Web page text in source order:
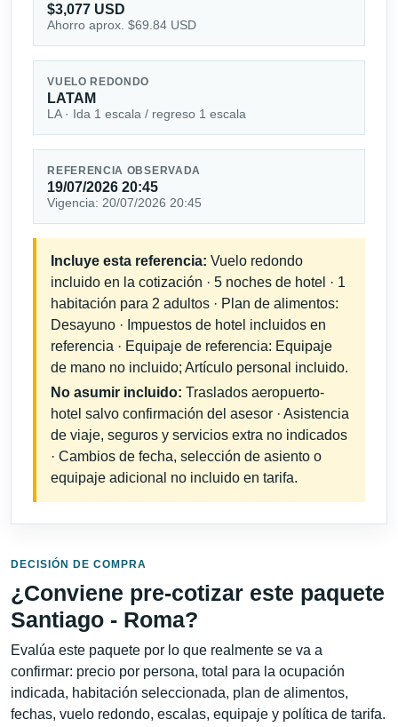
$3,077 USD
Ahorro aprox. $69.84 USD
VUELO REDONDO
LATAM
LA · Ida 1 escala / regreso 1 escala
REFERENCIA OBSERVADA
19/07/2026 20:45
Vigencia: 20/07/2026 20:45
Incluye esta referencia: Vuelo redondo
incluido en la cotización · 5 noches de hotel · 1
habitación para 2 adultos · Plan de alimentos:
Desayuno · Impuestos de hotel incluidos en
referencia · Equipaje de referencia: Equipaje
de mano no incluido; Artículo personal incluido.
No asumir incluido: Traslados aeropuerto-
hotel salvo confirmación del asesor · Asistencia
de viaje, seguros y servicios extra no indicados
· Cambios de fecha, selección de asiento o
equipaje adicional no incluido en tarifa.
DECISIÓN DE COMPRA
¿Conviene pre-cotizar este paquete
Santiago - Roma?
Evalúa este paquete por lo que realmente se va a
confirmar: precio por persona, total para la ocupación
indicada, habitación seleccionada, plan de alimentos,
fechas, vuelo redondo, escalas, equipaje y política de tarifa.